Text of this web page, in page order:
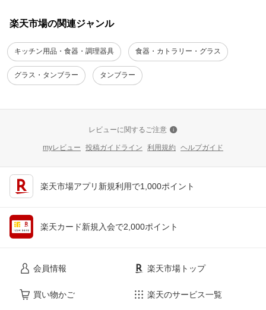
楽天市場の関連ジャンル
キッチン用品・食器・調理器具 食器・カトラリー・グラス
グラス・タンブラー タンブラー
レビューに関するご注意
myレビュー 投稿ガイドライン 利用規約 ヘルプガイド
楽天市場アプリ新規利用で1,000ポイント
楽天カード新規入会で2,000ポイント
会員情報
買い物かご
楽天市場トップ
楽天のサービス一覧